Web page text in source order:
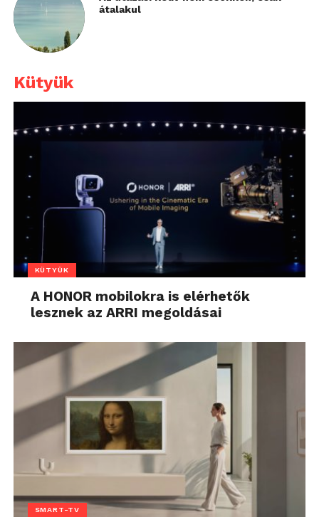
átalakul
Kütyük
KÜTYÜK
A HONOR mobilokra is elérhetők
lesznek az ARRI megoldásai
SMART-TV